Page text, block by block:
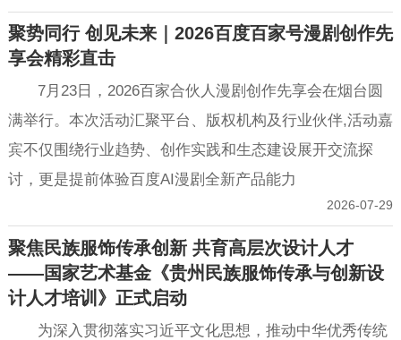
聚势同行 创见未来｜2026百度百家号漫剧创作先
享会精彩直击
7月23日，2026百家合伙人漫剧创作先享会在烟台圆
满举行。本次活动汇聚平台、版权机构及行业伙伴,活动嘉
宾不仅围绕行业趋势、创作实践和生态建设展开交流探
讨，更是提前体验百度AI漫剧全新产品能力
2026-07-29
聚焦民族服饰传承创新 共育高层次设计人才
——国家艺术基金《贵州民族服饰传承与创新设
计人才培训》正式启动
为深入贯彻落实习近平文化思想，推动中华优秀传统